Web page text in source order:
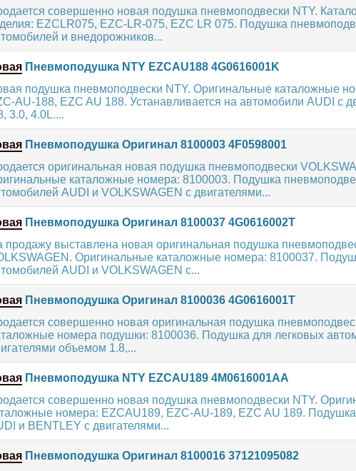
совершенно новая подушка пневмоподвески NTY.
EZCLR075, EZC-LR-075, EZC LR 075. Подушка
и внедорожников...
Пневмоподушка NTY EZCAU188 4G0616001K
подушка пневмоподвески NTY. Оригинальные каталожные
AU-188, EZC AU 188. Устанавливается на автомобили AUDI с
3.0, 4.0L....
Пневмоподушка Оригинал 8100003 4F0598001
оригинальная новая подушка пневмоподвески
каталожные номера: 8100003. Подушка
AUDI и VOLKSWAGEN с двигателями...
Пневмоподушка Оригинал 8100037 4G0616002T
продажу выставлена новая оригинальная подушка
Оригинальные каталожные номера: 8100037.
AUDI и VOLKSWAGEN с...
Пневмоподушка Оригинал 8100036 4G0616001T
совершенно новая оригинальная подушка
номера подушки: 8100036. Подушка для легковых
объемом 1.8,...
Пневмоподушка NTY EZCAU189 4M0616001AA
совершенно новая подушка пневмоподвески NTY.
номера: EZCAU189, EZC-AU-189, EZC AU 189.
и BENTLEY с двигателями...
Пневмоподушка Оригинал 8100016 37121095082